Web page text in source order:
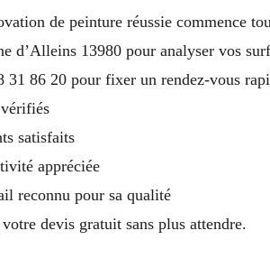
de peinture réussie commence
d’Alleins 13980 pour analyser vos
31 86 20 pour fixer un rendez-vous
satisfaits
appréciée
reconnu pour sa qualité
devis gratuit sans plus attendre.